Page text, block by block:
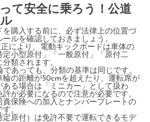
て安全に乗ろう！公道
を購入する前に、必ず法律上の位置づ
ルを確認しておきましょう。
により、電動キックボードは車体の
定小型原付」「一般原付」「原付二
類されます。
あっても、分類の基準は同じです。
輪の距離が50cmを超えたり、運転席が
ある場合は「ミニカー」として扱わ
が必要になるので注意が必要です。
責保険への加入とナンバープレートの
。
定原付）は免許不要で運転できるモデ